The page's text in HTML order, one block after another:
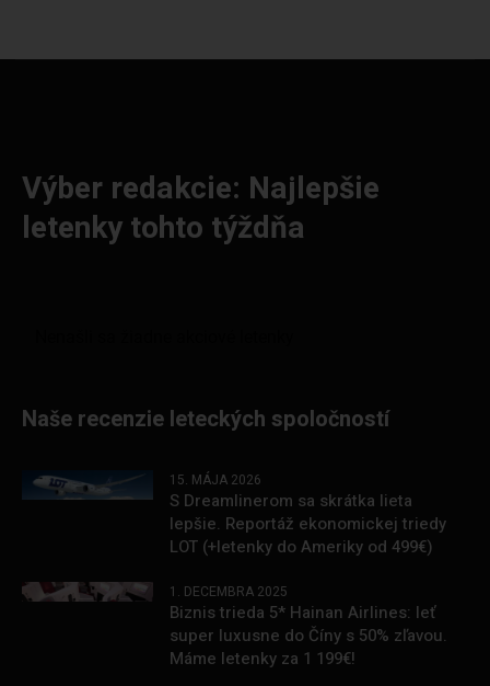
Výber redakcie: Najlepšie
letenky tohto týždňa
Naše recenzie leteckých spoločností
15. MÁJA 2026
S Dreamlinerom sa skrátka lieta
lepšie. Reportáž ekonomickej triedy
LOT (+letenky do Ameriky od 499€)
1. DECEMBRA 2025
Biznis trieda 5* Hainan Airlines: leť
super luxusne do Číny s 50% zľavou.
Máme letenky za 1 199€!